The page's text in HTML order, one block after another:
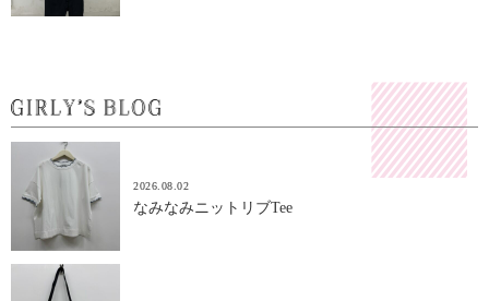
2026.08.02
なみなみニットリブTee